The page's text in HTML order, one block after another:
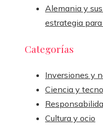
Alemania y
estrategia
Categorías
Inversiones y
Ciencia y
Cultura y ocio